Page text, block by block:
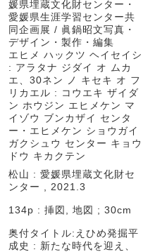
媛県埋蔵文化財センター・
愛媛県生涯学習センター共
同企画展 / 眞鍋昭文写真・
デザイン・製作・編集
エヒメ ハックツ ヘイセイシ
: アラタナ ジダイ オ ムカ
エ、30ネン ノ キセキ オ フ
リカエル : コウエキ ザイダ
ン ホウジン エヒメケン マ
イゾウ ブンカザイ センタ
ー・エヒメケン ショウガイ
ガクシュウ センター キョウ
ドウ キカクテン
松山 : 愛媛県埋蔵文化財セ
ンター , 2021.3
134p : 挿図, 地図 ; 30cm
奥付タイトル:えひめ発掘平
成史 : 新たな時代を迎え、